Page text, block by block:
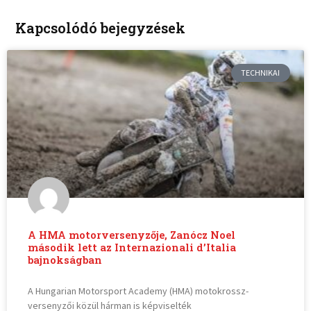
Kapcsolódó bejegyzések
TECHNIKAI
A HMA motorversenyzője, Zanócz Noel
második lett az Internazionali d’Italia
bajnokságban
A Hungarian Motorsport Academy (HMA) motokrossz-
versenyzői közül hárman is képviselték